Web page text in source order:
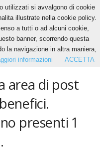
area di post
presenti 1
utilizzati si avvalgono di cookie
illustrate nella cookie policy.
a tutti o ad alcuni cookie,
banner, scorrendo questa
la navigazione in altra maniera,
informazioni ACCETTA